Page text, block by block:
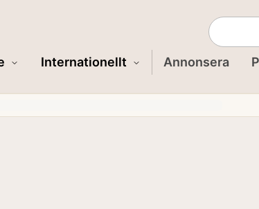
Internationellt Annonsera